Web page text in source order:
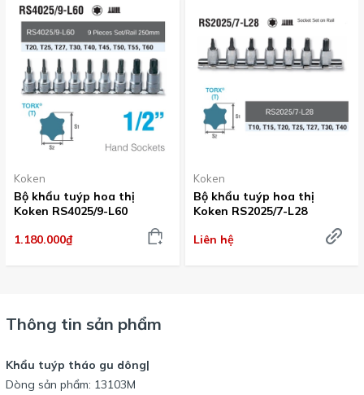
Koken
Bộ khẩu tuýp hoa thị
Koken RS4025/9-L60
1.180.000₫
Koken
Bộ khẩu tuýp hoa thị
Koken RS2025/7-L28
Liên hệ
Thông tin sản phẩm
Khẩu tuýp tháo gu dông|
Dòng sản phẩm: 13103M